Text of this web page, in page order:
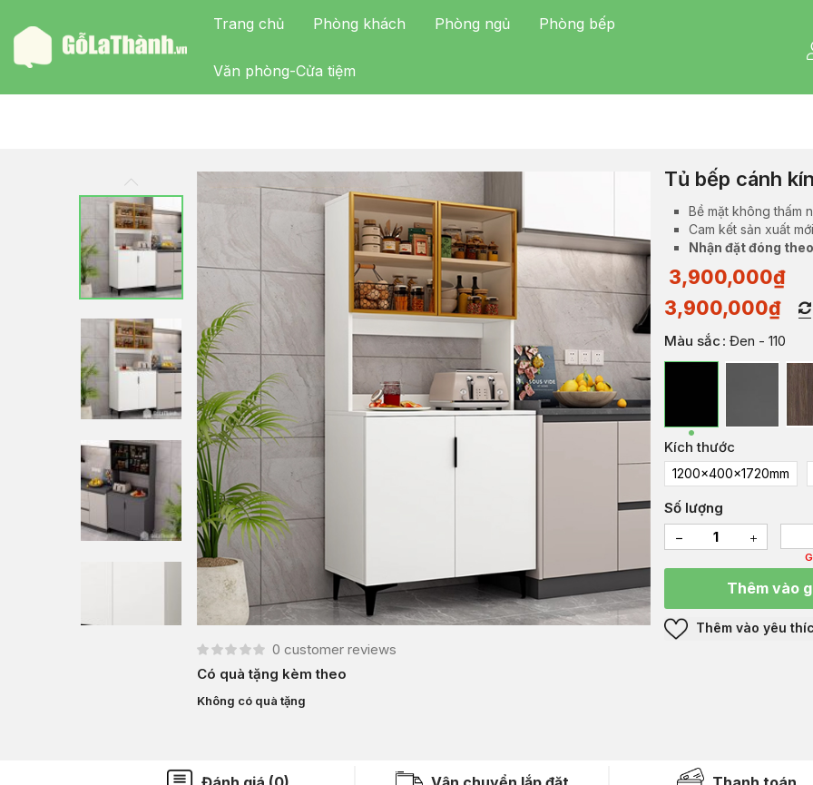
Trang chủ Phòng khách Phòng ngủ Phòng bếp
Văn phòng-Cửa tiệm
0 customer reviews
Có quà tặng kèm theo
Không có quà tặng
Tủ bếp cánh
Bề mặt không thấm
Cam kết sản xuất
Nhận đặt đóng
3,900,000₫
3,900,000₫
Màu sắc : Đen - 110
Kích thước
1200x400x1720mm
Số lượng
Thêm vào
Thêm vào yêu